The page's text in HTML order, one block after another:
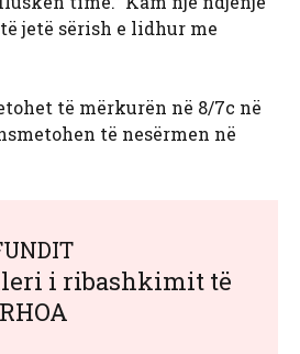
jetë sërish e lidhur me
të mërkurën në 8/7c në
të nesërmen në
i ribashkimit të